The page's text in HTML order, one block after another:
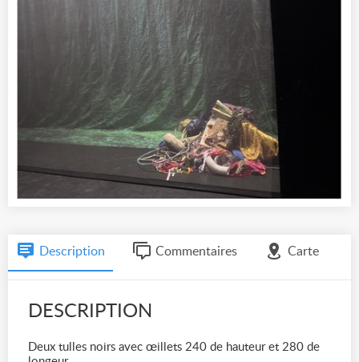
Description Commentaires Carte
DESCRIPTION
Deux tulles noirs avec œillets 240 de hauteur et 280 de